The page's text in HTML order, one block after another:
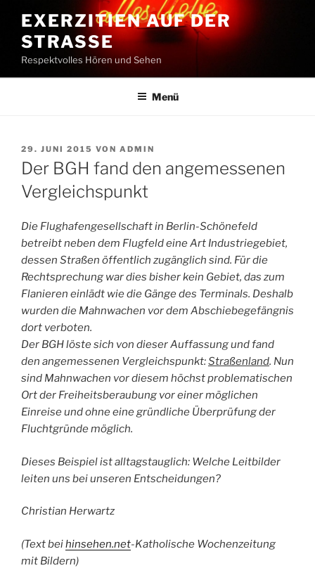
Inhalt
springen
EXERZITIEN AUF DER
STRASSE
Respektvolles Hören und Sehen
Menü
VERÖFFENTLICHT
AM
29. JUNI 2015 VON ADMIN
Der BGH fand den angemessenen
Vergleichspunkt
Die Flughafengesellschaft in Berlin-Schönefeld
betreibt neben dem Flugfeld eine Art Industriegebiet,
dessen Straßen öffentlich zugänglich sind. Für die
Rechtsprechung war dies bisher kein Gebiet, das zum
Flanieren einlädt wie die Gänge des Terminals. Deshalb
wurden die Mahnwachen vor dem Abschiebegefängnis
dort verboten.
Der BGH löste sich von dieser Auffassung und fand
den angemessenen Vergleichspunkt:Straßenland. Nun
sind Mahnwachen vor diesem höchst problematischen
Ort der Freiheitsberaubung vor einer möglichen
Einreise und ohne eine gründliche Überprüfung der
Fluchtgründe möglich.
Dieses Beispiel ist alltagstauglich: Welche Leitbilder
leiten uns bei unseren Entscheidungen?
Christian Herwartz
(Text beihinsehen.net-Katholische Wochenzeitung
mit Bildern)